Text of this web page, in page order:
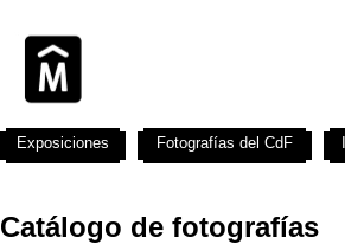
Catálogo de fotografías
Exposiciones Fotografías del CdF